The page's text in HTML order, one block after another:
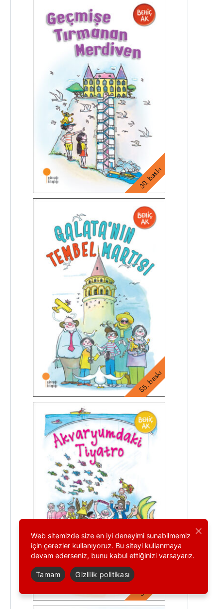
30. baskı
55. baskı
Web sitemizde size en iyi deneyimi sunabilmemiz
için çerezler kullanıyoruz. Bu siteyi kullanmaya
devam ederseniz, bunu kabul ettiğinizi varsayarız.
Tamam Gizlilik politikası